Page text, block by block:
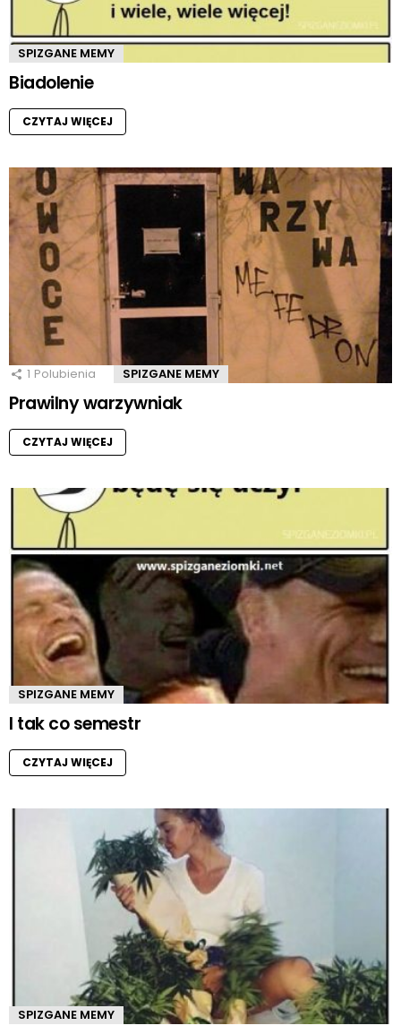
SPIZGANE MEMY
Biadolenie
CZYTAJ WIĘCEJ
1 Polubienia SPIZGANE MEMY
Prawilny warzywniak
CZYTAJ WIĘCEJ
SPIZGANE MEMY
I tak co semestr
CZYTAJ WIĘCEJ
SPIZGANE MEMY